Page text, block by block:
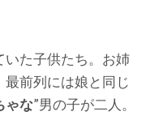
いた子供たち。お姉
前列には娘と同じ
ゃな”男の子が二人。